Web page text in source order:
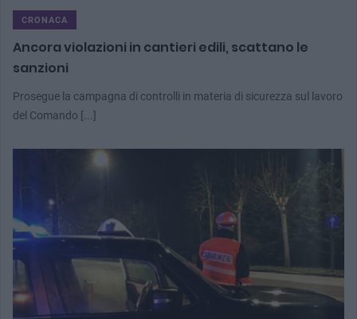
CRONACA
Ancora violazioni in cantieri edili, scattano le
sanzioni
Prosegue la campagna di controlli in materia di sicurezza sul lavoro
del Comando [...]